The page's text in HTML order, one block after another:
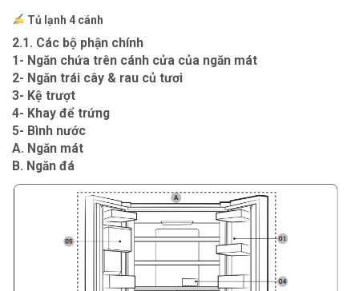
Tủ lạnh 4 cánh
2.1. Các bộ phận chính
1- Ngăn chứa trên cánh cửa của ngăn mát
2- Ngăn trái cây & rau củ tươi
3- Kệ trượt
4- Khay để trứng
5- Bình nước
A. Ngăn mát
B. Ngăn đá